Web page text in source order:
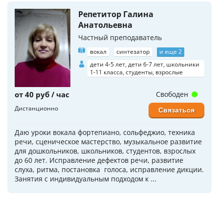
Репетитор Галина
Анатольевна
Частный преподаватель
вокал синтезатор
и еще 2
дети 4-5 лет, дети 6-7 лет, школьники
1-11 класса, студенты, взрослые
от 40 руб / час
Дистанционно
Даю уроки вокала фортепиано, сольфеджио, техника
речи, сценическое мастерство, музыкальное развитие
для дошкольников, школьников, студентов, взрослых
до 60 лет. Исправление дефектов речи, развитие
слуха, ритма, постановка голоса, исправление дикции.
Занятия с индивидуальным подходом к ...
Свободен
Связаться